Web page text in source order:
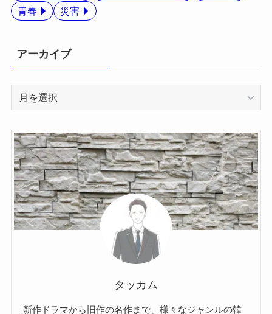
青春
災害
アーカイブ
イ
ブ
タッカム
新作ドラマから旧作の名作まで、様々なジャンルの韓